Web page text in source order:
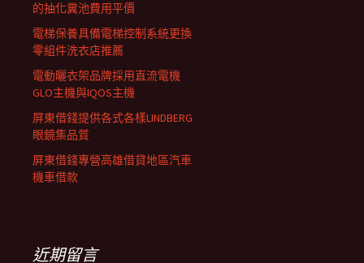
的抽化糞池費用平價
電梯保養具備電梯控制系統更換
零組件洗衣店推薦
電動曬衣架品牌採用直流電機
GLO主機與IQOS主機
屏東借錢提供各式各樣LINDBERG
眼鏡集品質
屏東借錢專營高雄借貸地區汽車
機車借款
近期留言